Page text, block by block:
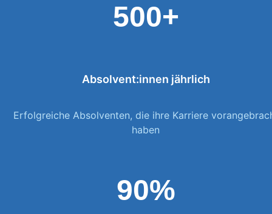
500+
Absolvent:innen jährlich
Erfolgreiche Absolventen, die ihre Karriere
haben
90%